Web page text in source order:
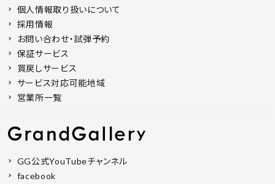
個人情報取り扱いについて
採用情報
お問い合わせ・試弾予約
保証サービス
買戻しサービス
サービス対応可能地域
営業所一覧
GG公式YouTubeチャンネル
facebook